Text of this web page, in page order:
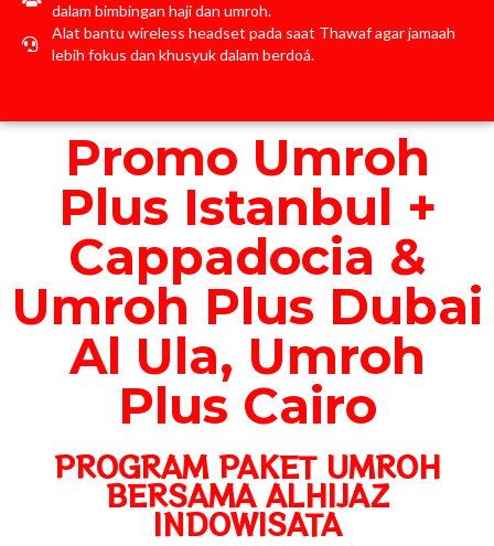
dalam bimbingan haji dan umroh.
Alat bantu wireless headset pada saat Thawaf agar jamaah
lebih fokus dan khusyuk dalam berdoá.
Promo Umroh
Plus Istanbul +
Cappadocia &
Umroh Plus Dubai
Al Ula, Umroh
Plus Cairo
PROGRAM PAKET UMROH
BERSAMA ALHIJAZ
INDOWISATA